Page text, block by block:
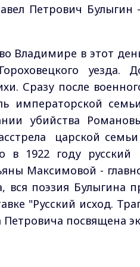
Петрович
Владимире в этот
уезда.
Сразу после
императорской
убийства
царской семьи
в 1922 году
Максимовой -
вся поэзия Булыгина
"Русский исход.
посвящена